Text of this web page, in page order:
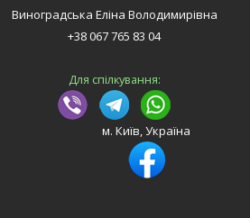
Виноградська Еліна Володимирівна
+38 067 765 83 04
Для спілкування:
м. Київ, Україна